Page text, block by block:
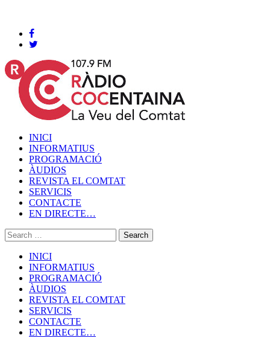
INICI
INFORMATIUS
PROGRAMACIÓ
ÀUDIOS
REVISTA EL COMTAT
SERVICIS
CONTACTE
EN DIRECTE…
INICI
INFORMATIUS
PROGRAMACIÓ
ÀUDIOS
REVISTA EL COMTAT
SERVICIS
CONTACTE
EN DIRECTE…